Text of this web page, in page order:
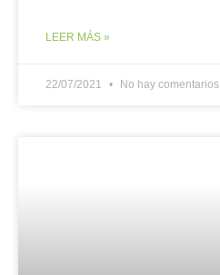
LEER MÁS »
22/07/2021 No hay comentarios